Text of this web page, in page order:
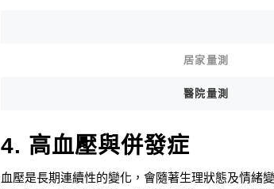
居家量測
醫院量測
4. 高血壓與併發症
血壓是長期連續性的變化，會隨著生理狀態及情緒